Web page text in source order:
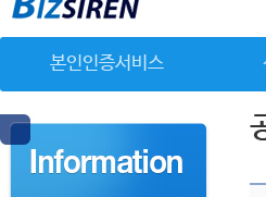
본인인증서비스